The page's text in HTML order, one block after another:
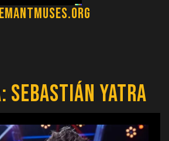
sebastián yatra